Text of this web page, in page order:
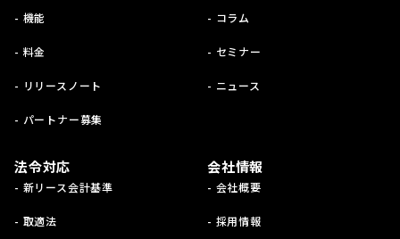
- 機能
- 料金
- リリースノート
- パートナー募集
- コラム
- セミナー
- ニュース
法令対応
- 新リース会計基準
- 取適法
会社情報
- 会社概要
- 採用情報